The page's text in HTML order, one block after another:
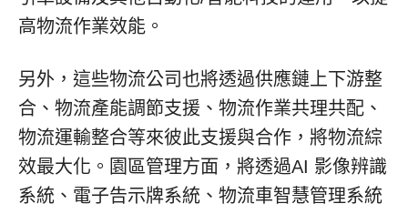
高物流作業效能。
另外，這些物流公司也將透過供應鏈上下游整
合、物流產能調節支援、物流作業共理共配、
物流運輸整合等來彼此支援與合作，將物流綜
效最大化。園區管理方面，將透過AI 影像辨識
系統、電子告示牌系統、物流車智慧管理系統